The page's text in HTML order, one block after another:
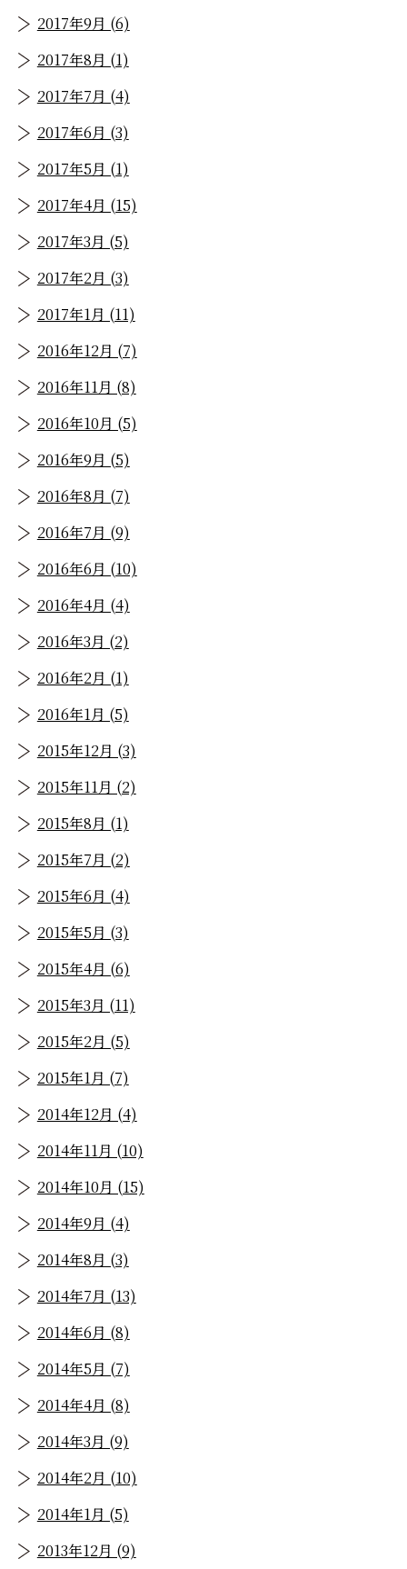
2017年9月 (6)
2017年8月 (1)
2017年7月 (4)
2017年6月 (3)
2017年5月 (1)
2017年4月 (15)
2017年3月 (5)
2017年2月 (3)
2017年1月 (11)
2016年12月 (7)
2016年11月 (8)
2016年10月 (5)
2016年9月 (5)
2016年8月 (7)
2016年7月 (9)
2016年6月 (10)
2016年4月 (4)
2016年3月 (2)
2016年2月 (1)
2016年1月 (5)
2015年12月 (3)
2015年11月 (2)
2015年8月 (1)
2015年7月 (2)
2015年6月 (4)
2015年5月 (3)
2015年4月 (6)
2015年3月 (11)
2015年2月 (5)
2015年1月 (7)
2014年12月 (4)
2014年11月 (10)
2014年10月 (15)
2014年9月 (4)
2014年8月 (3)
2014年7月 (13)
2014年6月 (8)
2014年5月 (7)
2014年4月 (8)
2014年3月 (9)
2014年2月 (10)
2014年1月 (5)
2013年12月 (9)